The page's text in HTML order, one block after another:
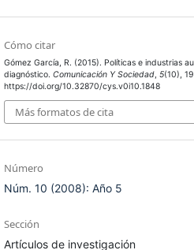
Cómo citar
Gómez García, R. (2015). Políticas e industrias
diagnóstico. Comunicación Y Sociedad, 5(10),
https://doi.org/10.32870/cys.v0i10.1848
Más formatos de cita
Número
Núm. 10 (2008): Año 5
Sección
Artículos de investigación